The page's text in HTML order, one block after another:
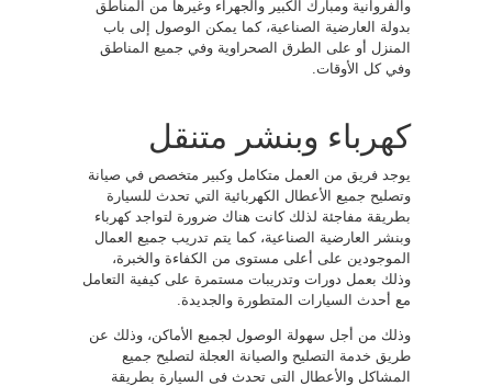
والفروانية ومبارك الكبير والجهراء وغيرها من المناطق
بدولة العارضية الصناعية، كما يمكن الوصول إلى باب
المنزل أو على الطرق الصحراوية وفي جميع المناطق
وفي كل الأوقات.
كهرباء وبنشر متنقل
يوجد فريق من العمل متكامل وكبير متخصص في صيانة
وتصليح جميع الأعطال الكهربائية التي تحدث للسيارة
بطريقة مفاجئة لذلك كانت هناك ضرورة لتواجد كهرباء
وبنشر العارضية الصناعية، كما يتم تدريب جميع العمال
الموجودين على أعلى مستوى من الكفاءة والخبرة،
وذلك بعمل دورات وتدريبات مستمرة على كيفية التعامل
مع أحدث السيارات المتطورة والجديدة.
وذلك من أجل سهولة الوصول لجميع الأماكن، وذلك عن
طريق خدمة التصليح والصيانة العجلة لتصليح جميع
المشاكل والأعطال التى تحدث فى السيارة بطريقة